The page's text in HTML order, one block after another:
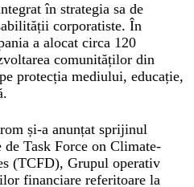
în strategia sa de
corporatiste. În
a alocat circa 120
comunităților din
protecția mediului, educație,
și-a anunțat sprijinul
Task Force on Climate-
(TCFD), Grupul operativ
financiare referitoare la